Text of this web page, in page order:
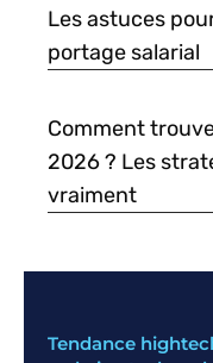
Les astuces
portage salarial
Comment
2026 ? Les
vraiment
Tendance